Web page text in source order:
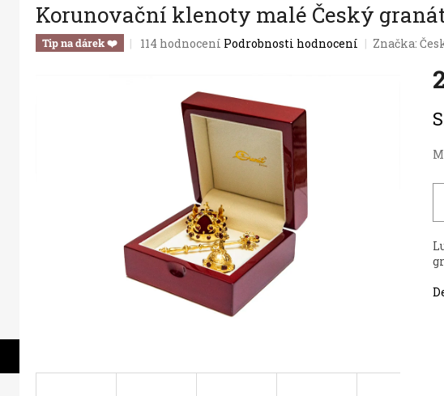
Korunovační klenoty malé Český
Tip na dárek ❤️
Průměrné
hvězdiček.
114 hodnocení Podrobnosti hodnocení Značka: